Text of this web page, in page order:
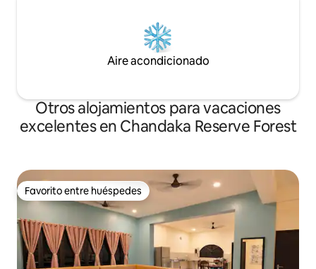
Aire acondicionado
Otros alojamientos para vacaciones
excelentes en Chandaka Reserve Forest
Favorito entre huéspedes
Favorito entre huéspedes